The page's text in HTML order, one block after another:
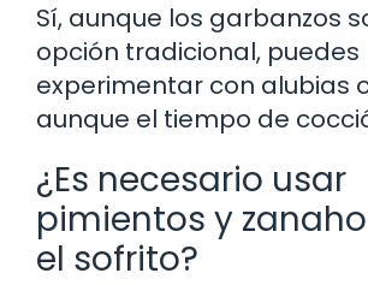
Sí, aunque los garbanzos
opción tradicional, puedes
experimentar con alubias
aunque el tiempo de
¿Es necesario usar
pimientos y
el sofrito?